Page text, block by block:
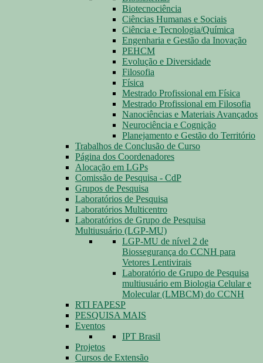
Biotecnociência
Ciências Humanas e Sociais
Ciência e Tecnologia/Química
Engenharia e Gestão da Inovação
PEHCM
Evolução e Diversidade
Filosofia
Física
Mestrado Profissional em Física
Mestrado Profissional em Filosofia
Nanociências e Materiais Avançados
Neurociência e Cognição
Planejamento e Gestão do Território
Trabalhos de Conclusão de Curso
Página dos Coordenadores
Alocação em LGPs
Comissão de Pesquisa - CdP
Grupos de Pesquisa
Laboratórios de Pesquisa
Laboratórios Multicentro
Laboratórios de Grupo de Pesquisa
Multiusuário (LGP-MU)
LGP-MU de nível 2 de
Biossegurança do CCNH para
Vetores Lentivirais
Laboratório de Grupo de Pesquisa
multiusuário em Biologia Celular e
Molecular (LMBCM) do CCNH
RTI FAPESP
PESQUISA MAIS
Eventos
IPT Brasil
Projetos
Cursos de Extensão